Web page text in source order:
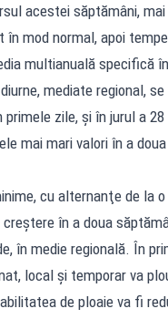
acestei săptămâni,
în mod normal, apoi
multianuală specifică
mediate regional,
primele zile, şi în jurul a
mai mari valori în a
cu alternanţe de la
în a doua
în medie regională. În
local şi temporar va
de ploaie va fi